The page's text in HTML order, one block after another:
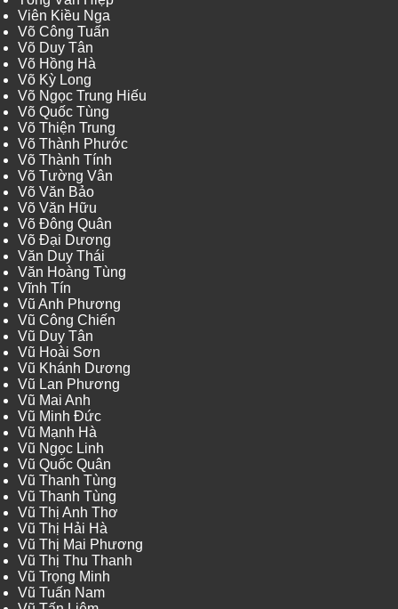
Viên Kiều Nga
Võ Công Tuấn
Võ Duy Tân
Võ Hồng Hà
Võ Kỳ Long
Võ Ngọc Trung Hiếu
Võ Quốc Tùng
Võ Thiện Trung
Võ Thành Phước
Võ Thành Tính
Võ Tường Vân
Võ Văn Bảo
Võ Văn Hữu
Võ Đông Quân
Võ Đại Dương
Văn Duy Thái
Văn Hoàng Tùng
Vĩnh Tín
Vũ Anh Phương
Vũ Công Chiến
Vũ Duy Tân
Vũ Hoài Sơn
Vũ Khánh Dương
Vũ Lan Phương
Vũ Mai Anh
Vũ Minh Đức
Vũ Mạnh Hà
Vũ Ngọc Linh
Vũ Quốc Quân
Vũ Thanh Tùng
Vũ Thanh Tùng
Vũ Thị Anh Thơ
Vũ Thị Hải Hà
Vũ Thị Mai Phương
Vũ Thị Thu Thanh
Vũ Trọng Minh
Vũ Tuấn Nam